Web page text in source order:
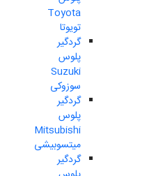
Toyota
تویوتا
گردگیر
پلوس
Suzuki
سوزوکی
گردگیر
پلوس
Mitsubishi
میتسوبیشی
گردگیر